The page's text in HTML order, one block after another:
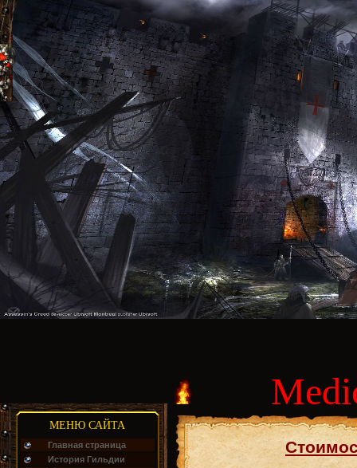
МЕНЮ САЙТА
Главная страница
История Гильдии